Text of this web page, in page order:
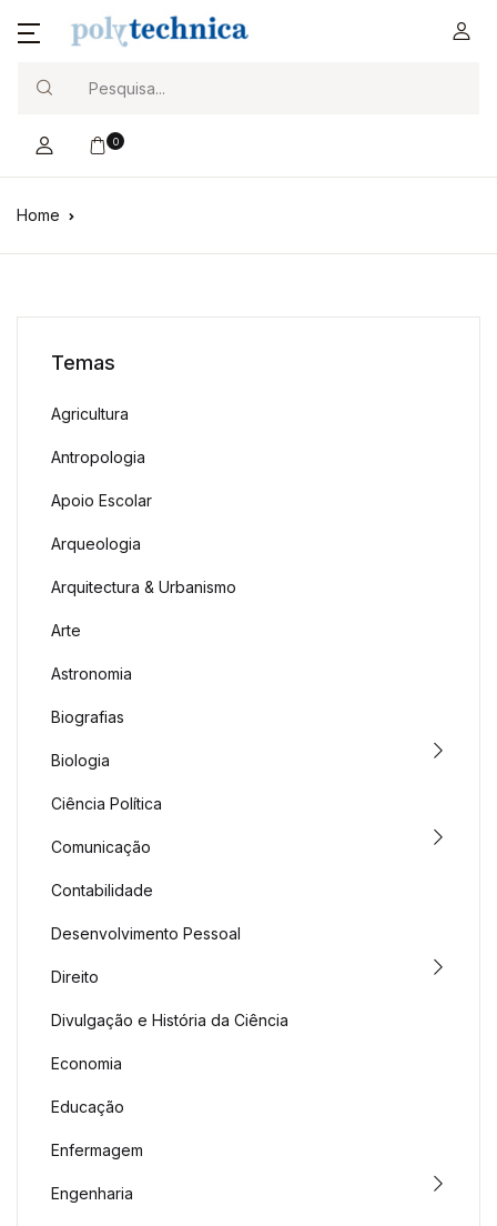
0
Home
Temas
Agricultura
Antropologia
Apoio Escolar
Arqueologia
Arquitectura & Urbanismo
Arte
Astronomia
Biografias
Biologia
Ciência Política
Comunicação
Contabilidade
Desenvolvimento Pessoal
Direito
Divulgação e História da Ciência
Economia
Educação
Enfermagem
Engenharia